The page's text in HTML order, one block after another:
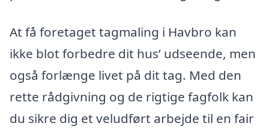
At få foretaget tagmaling i Havbro kan
ikke blot forbedre dit hus’ udseende, men
også forlænge livet på dit tag. Med den
rette rådgivning og de rigtige fagfolk kan
du sikre dig et veludført arbejde til en fair